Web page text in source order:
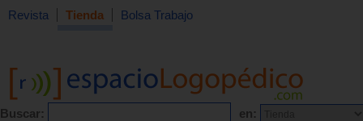
Revista Tienda Bolsa Trabajo
Buscar: en: